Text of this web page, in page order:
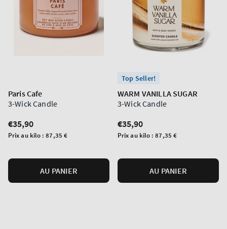
Paris Cafe
3-Wick Candle
Prix
normal
€35,90
Prix
Prix au kilo :87,35 €
AU PANIER
Top Seller!
WARM VANILLA SUGAR
3-Wick Candle
Prix
normal
€35,90
Prix
Prix au kilo :87,35 €
AU PANIER